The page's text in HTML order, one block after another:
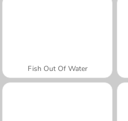
Fish Out Of Water